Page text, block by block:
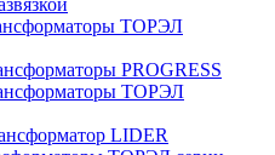
ТОРЭЛ
PROGRESS
ТОРЭЛ
LIDER